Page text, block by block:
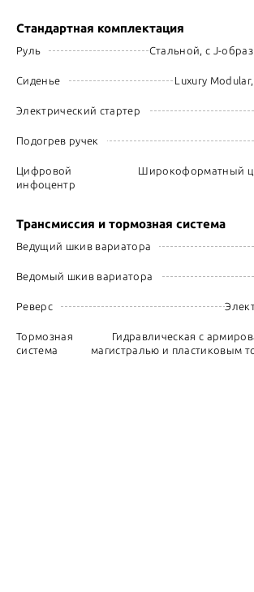
Стандартная комплектация
Руль Стальной, с J-
Сиденье Luxury
Электрический стартер
Подогрев ручек
Цифровой
инфоцентр
Широкоформатный
Трансмиссия и тормозная система
Ведущий шкив вариатора
Ведомый шкив вариатора
Реверс
Тормозная
система
Гидравлическая с
магистралью и пластиковым